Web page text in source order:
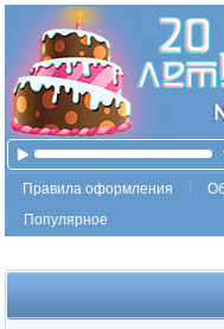
Правила оформления
Популярное